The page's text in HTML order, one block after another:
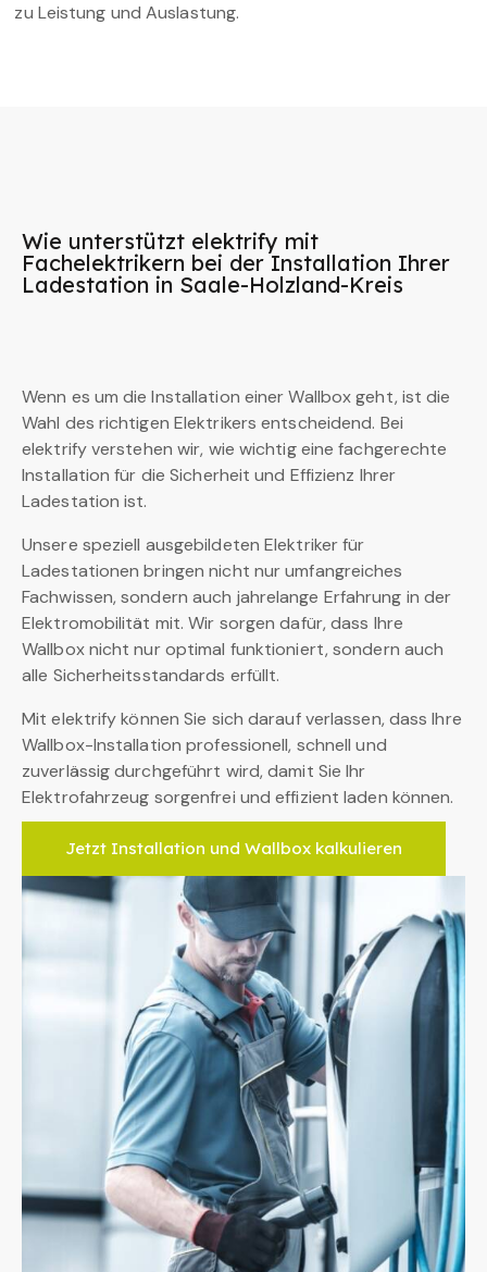
zu Leistung und Auslastung.
Wie unterstützt elektrify mit
Fachelektrikern bei der Installation Ihrer
Ladestation in Saale-Holzland-Kreis
Wenn es um die Installation einer Wallbox geht, ist die
Wahl des richtigen Elektrikers entscheidend. Bei
elektrify verstehen wir, wie wichtig eine fachgerechte
Installation für die Sicherheit und Effizienz Ihrer
Ladestation ist.
Unsere speziell ausgebildeten Elektriker für
Ladestationen bringen nicht nur umfangreiches
Fachwissen, sondern auch jahrelange Erfahrung in der
Elektromobilität mit. Wir sorgen dafür, dass Ihre
Wallbox nicht nur optimal funktioniert, sondern auch
alle Sicherheitsstandards erfüllt.
Mit elektrify können Sie sich darauf verlassen, dass Ihre
Wallbox-Installation professionell, schnell und
zuverlässig durchgeführt wird, damit Sie Ihr
Elektrofahrzeug sorgenfrei und effizient laden können.
Jetzt Installation und Wallbox kalkulieren